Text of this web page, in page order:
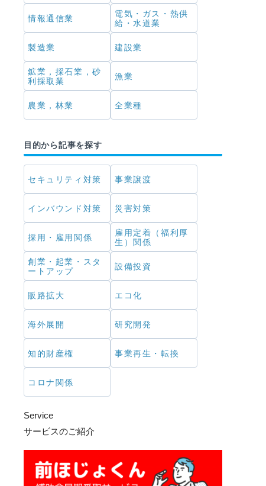
情報通信業
電気・ガス・熱供
給・水道業
製造業 建設業
鉱業，採石業，砂
利採取業
漁業
農業，林業 全業種
目的から記事を探す
セキュリティ対策 事業譲渡
インバウンド対策 災害対策
採用・雇用関係
雇用定着（福利厚
生）関係
創業・起業・スタ
ートアップ
設備投資
販路拡大 エコ化
海外展開 研究開発
知的財産権 事業再生・転換
コロナ関係
Service
サービスのご紹介